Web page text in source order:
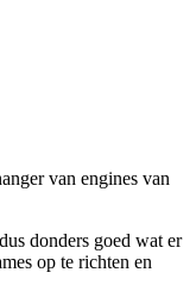
van engines van
donders goed wat er
op te richten en